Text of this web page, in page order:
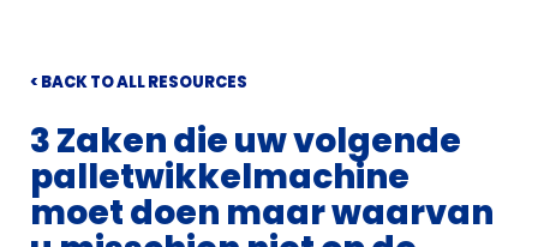
< BACK TO ALL RESOURCES
3 Zaken die uw volgende
palletwikkelmachine
moet doen maar waarvan